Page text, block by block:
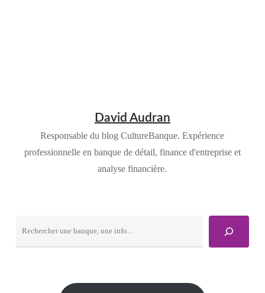
David Audran
Responsable du blog CultureBanque. Expérience
professionnelle en banque de détail, finance d'entreprise et
analyse financière.